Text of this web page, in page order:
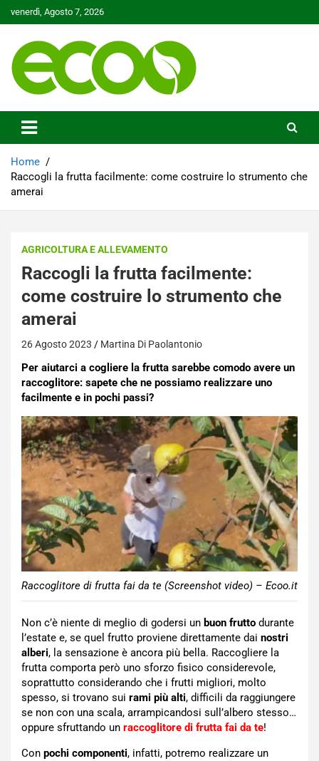
to
venerdì, Agosto 7, 2026
Ecoo.it
Home
Raccogli la frutta facilmente: come costruire lo strumento che
amerai
AGRICOLTURA E ALLEVAMENTO
Raccogli la frutta facilmente:
come costruire lo strumento che
amerai
26 Agosto 2023 Martina Di Paolantonio
Per aiutarci a cogliere la frutta sarebbe comodo avere un
raccoglitore: sapete che ne possiamo realizzare uno
facilmente e in pochi passi?
Raccoglitore di frutta fai da te (Screenshot video) – Ecoo.it
Non c’è niente di meglio di godersi un buon frutto durante
l’estate e, se quel frutto proviene direttamente dai nostri
alberi, la sensazione è ancora più bella. Raccogliere la
frutta comporta però uno sforzo fisico considerevole,
soprattutto considerando che i frutti migliori, molto
spesso, si trovano sui rami più alti, difficili da raggiungere
se non con una scala, arrampicandosi sull’albero stesso…
oppure sfruttando un raccoglitore di frutta fai da te!
Con pochi componenti, infatti, potremo realizzare un